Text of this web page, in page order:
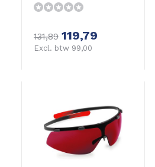
131,89 119,79
Excl. btw 99,00